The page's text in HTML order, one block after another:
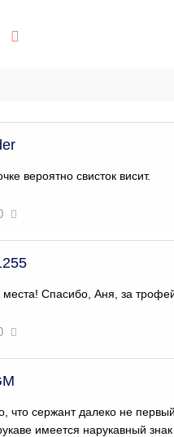
вероятно свисток висит.
Спасибо, Аня, за
что сержант далеко не
имеется нарукавный